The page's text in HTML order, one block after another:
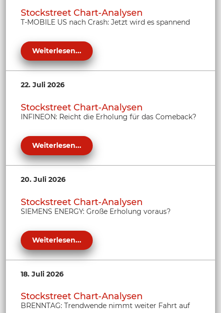
Stockstreet Chart-Analysen
T-MOBILE US nach Crash: Jetzt wird es spannend
Weiterlesen...
22. Juli 2026
Stockstreet Chart-Analysen
INFINEON: Reicht die Erholung für das Comeback?
Weiterlesen...
20. Juli 2026
Stockstreet Chart-Analysen
SIEMENS ENERGY: Große Erholung voraus?
Weiterlesen...
18. Juli 2026
Stockstreet Chart-Analysen
BRENNTAG: Trendwende nimmt weiter Fahrt auf